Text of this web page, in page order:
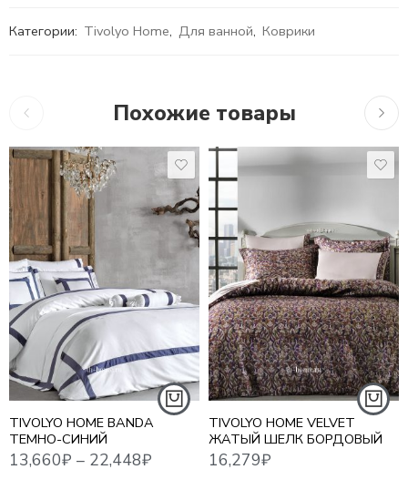
Категории: Tivolyo Home, Для ванной, Коврики
Похожие товары
TIVOLYO HOME BANDA
ТЕМНО-СИНИЙ
13,660₽–22,448₽
1,5 СПАЛЬНЫЙ
ЕВРО
ЕВРО MAXI
СЕМЕЙНЫЙ
TIVOLYO HOME VELVET
ЖАТЫЙ ШЕЛК БОРДОВЫЙ
16,279₽